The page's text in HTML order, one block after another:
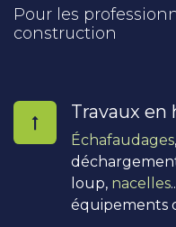
Pour les
construction
Travaux en
Échafaudages,
loup, nacelles
équipements